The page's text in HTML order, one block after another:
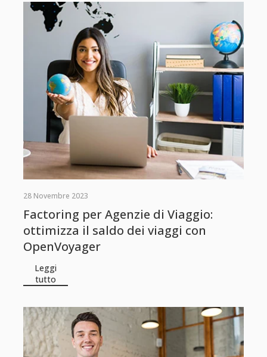
28 Novembre 2023
Factoring per Agenzie di Viaggio:
ottimizza il saldo dei viaggi con
OpenVoyager
Leggi
tutto